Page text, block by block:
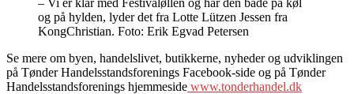
og på hylden, lyder det fra Lotte Lützen Jessen fra
KongChristian. Foto: Erik Egvad Petersen
Se mere om byen, handelslivet, butikkerne, nyheder og udviklingen
på Tønder Handelsstandsforenings Facebook-side og på Tønder
Handelsstandsforenings hjemmeside www.tonderhandel.dk